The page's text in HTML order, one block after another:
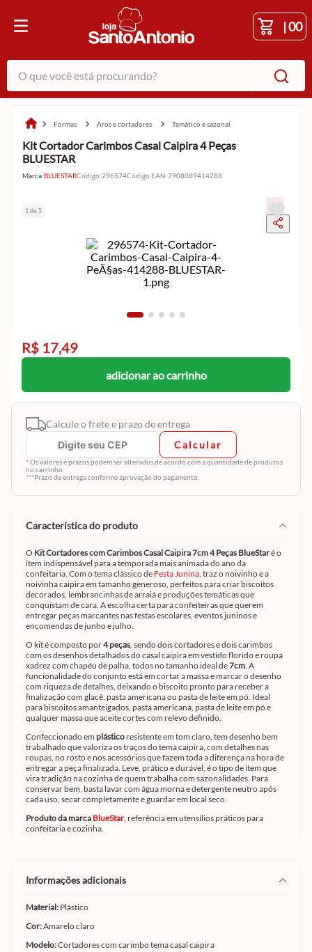
|00
O que você está procurando?
formas aros e cortadores temático e sazonal
Kit Cortador Carimbos Casal Caipira 4 Peças
BLUESTAR
Marca:BLUESTARCódigo:296574Código EAN:7908089414288
1 de 5
R$ 17,49
adicionar ao carrinho
Calcule o frete e prazo de entrega
Calcular
* Os valores e prazos podem ser alterados de acordo com a quantidade de produtos
no carrinho.
***Prazo de entrega conforme aprovação do pagamento.
característica do produto
O Kit Cortadores com Carimbos Casal Caipira 7cm 4 Peças BlueStaré o
item indispensável para a temporada mais animada do ano da
confeitaria. Com o tema clássico de Festa Junina, traz o noivinho e a
noivinha caipira em tamanho generoso, perfeitos para criar biscoitos
decorados, lembrancinhas de arraiá e produções temáticas que
conquistam de cara. A escolha certa para confeiteiras que querem
entregar peças marcantes nas festas escolares, eventos juninos e
encomendas de junho e julho.
O kit é composto por4 peças, sendo dois cortadores e dois carimbos
com os desenhos detalhados do casal caipira em vestido florido e roupa
xadrez com chapéu de palha, todos no tamanho ideal de7cm. A
funcionalidade do conjunto está em cortar a massa e marcar o desenho
com riqueza de detalhes, deixando o biscoito pronto para receber a
finalização com glacê, pasta americana ou pasta de leite em pó. Ideal
para biscoitos amanteigados, pasta americana, pasta de leite em pó e
qualquer massa que aceite cortes com relevo definido.
Confeccionado em plásticoresistente em tom claro, tem desenho bem
trabalhado que valoriza os traços do tema caipira, com detalhes nas
roupas, no rosto e nos acessórios que fazem toda a diferença na hora de
entregar a peça finalizada. Leve, prático e durável, é o tipo de item que
vira tradição na cozinha de quem trabalha com sazonalidades. Para
conservar bem, basta lavar com água morna e detergente neutro após
cada uso, secar completamente e guardar em local seco.
Produto da marca BlueStar, referência em utensílios práticos para
confeitaria e cozinha.
informações adicionais
Material: Plástico
Cor:Amarelo claro
Modelo:Cortadores com carimbo tema casal caipira